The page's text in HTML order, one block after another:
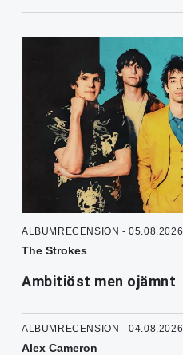
ALBUMRECENSION - 05.08.2026
The Strokes
Ambitiöst men ojämnt
ALBUMRECENSION - 04.08.2026
Alex Cameron